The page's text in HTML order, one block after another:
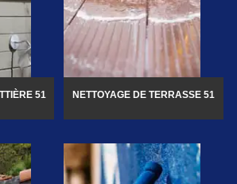
51 NETTOYAGE DE TERRASSE 51